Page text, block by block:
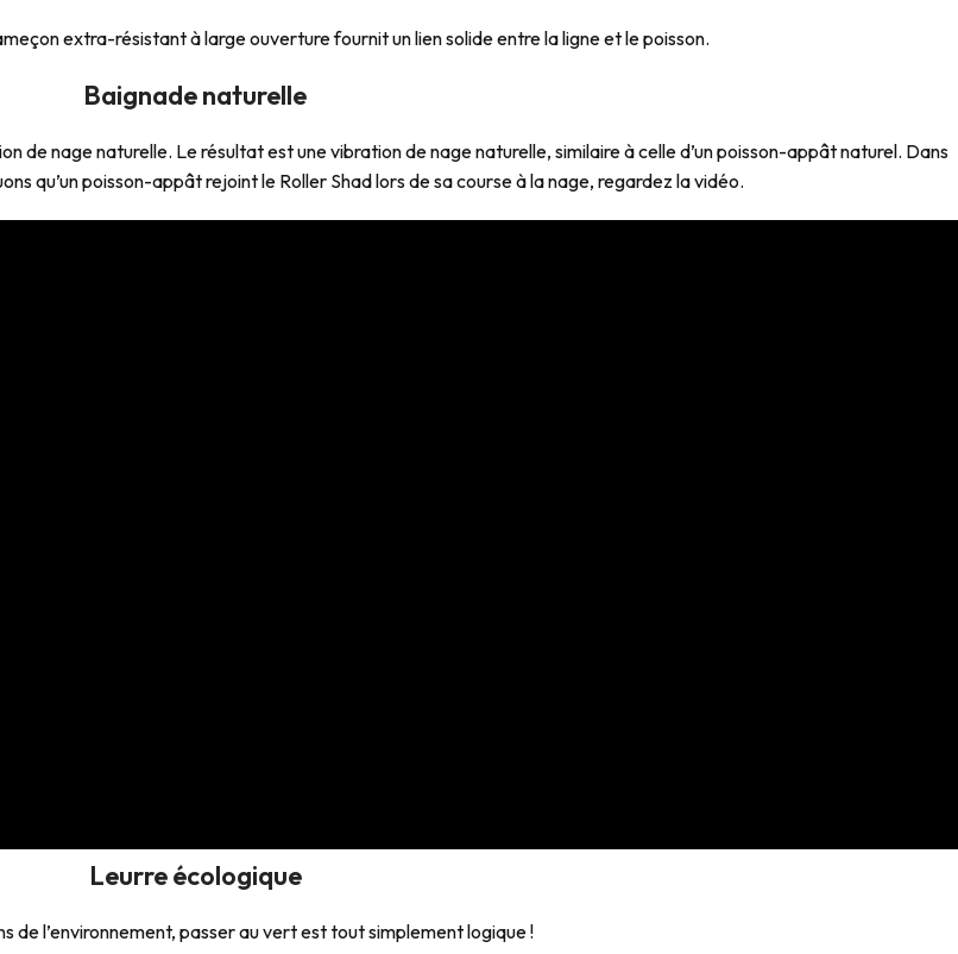
extra-résistant à large ouverture fournit un lien solide entre la ligne et le poisson.
Baignade naturelle
de nage naturelle. Le résultat est une vibration de nage naturelle, similaire à celle d’un poisson-appât naturel. Dans
qu’un poisson-appât rejoint le Roller Shad lors de sa course à la nage, regardez la vidéo.
Leurre écologique
de l’environnement, passer au vert est tout simplement logique !